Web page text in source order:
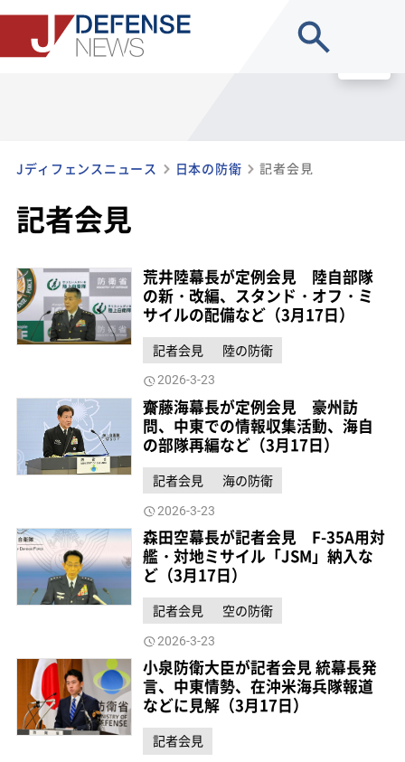
Jディフェンスニュース 日本の防衛 記者会見
記者会見
荒井陸幕長が定例会見 陸自部隊
の新・改編、スタンド・オフ・ミ
サイルの配備など（3月17日）
記者会見 陸の防衛
2026-3-23
齋藤海幕長が定例会見 豪州訪
問、中東での情報収集活動、海自
の部隊再編など（3月17日）
記者会見 海の防衛
2026-3-23
森田空幕長が記者会見 F-35A用対
艦・対地ミサイル「JSM」納入な
ど（3月17日）
記者会見 空の防衛
2026-3-23
小泉防衛大臣が記者会見 統幕長発
言、中東情勢、在沖米海兵隊報道
などに見解（3月17日）
記者会見